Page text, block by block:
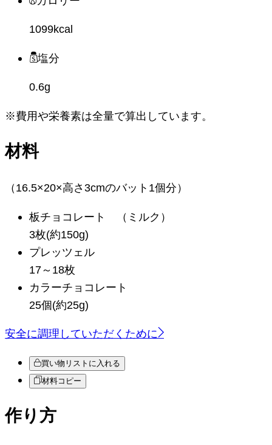
1099kcal
塩分
0.6g
※費用や栄養素は全量で算出しています。
材料
（16.5×20×高さ3cmのバット1個分）
板チョコレート
（ミルク）
3枚(約150g)
プレッツェル
17～18枚
カラーチョコレート
25個(約25g)
安全に調理していただくために
買い物リストに入れる
材料コピー
作り方